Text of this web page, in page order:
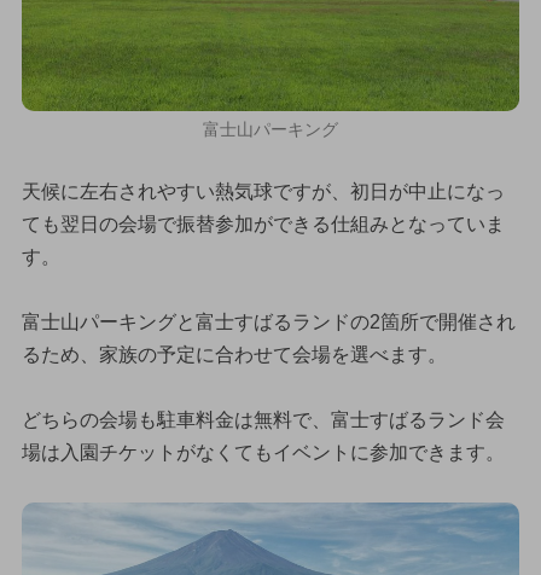
富士山パーキング
天候に左右されやすい熱気球ですが、初日が中止になっ
ても翌日の会場で振替参加ができる仕組みとなっていま
す。
富士山パーキングと富士すばるランドの2箇所で開催され
るため、家族の予定に合わせて会場を選べます。
どちらの会場も駐車料金は無料で、富士すばるランド会
場は入園チケットがなくてもイベントに参加できます。